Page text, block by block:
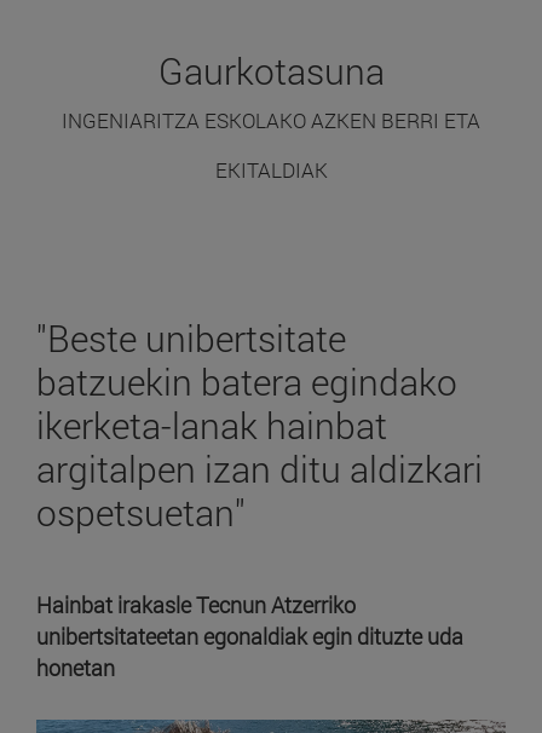
Gaurkotasuna
INGENIARITZA ESKOLAKO AZKEN BERRI ETA
EKITALDIAK
"Beste unibertsitate
batzuekin batera egindako
ikerketa-lanak hainbat
argitalpen izan ditu aldizkari
ospetsuetan"
Hainbat irakasle Tecnun Atzerriko
unibertsitateetan egonaldiak egin dituzte uda
honetan